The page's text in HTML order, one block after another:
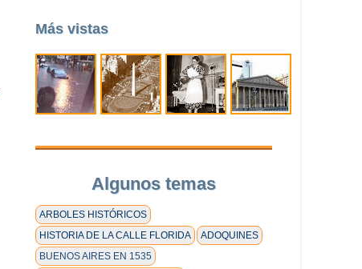
Más vistas
Algunos temas
ARBOLES HISTÓRICOS
HISTORIA DE LA CALLE FLORIDA
ADOQUINES
BUENOS AIRES EN 1535